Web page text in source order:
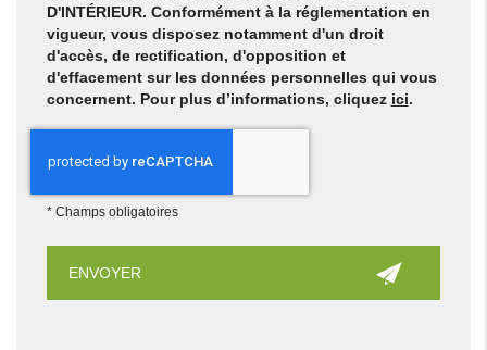
D'INTÉRIEUR. Conformément à la réglementation en
vigueur, vous disposez notamment d'un droit
d'accès, de rectification, d'opposition et
d'effacement sur les données personnelles qui vous
concernent. Pour plus d’informations, cliquez ici.
* Champs obligatoires